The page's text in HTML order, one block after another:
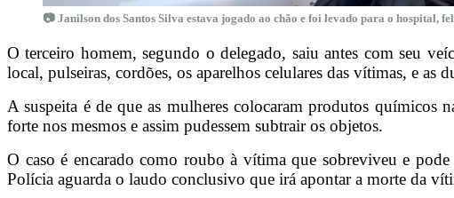
📷 Janilson dos Santos Silva estava jogado ao chão e foi levado para o hospital,
O terceiro homem, segundo o delegado, saiu antes com seu
local, pulseiras, cordões, os aparelhos celulares das vítimas, e as
A suspeita é de que as mulheres colocaram produtos
forte nos mesmos e assim pudessem subtrair os objetos.
O caso é encarado como roubo à vítima que sobreviveu e
Polícia aguarda o laudo conclusivo que irá apontar a morte da